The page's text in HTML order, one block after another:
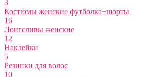
3
Костюмы женские футболка+шорты
16
Лонгсливы женские
12
Наклейки
5
Резинки для волос
10